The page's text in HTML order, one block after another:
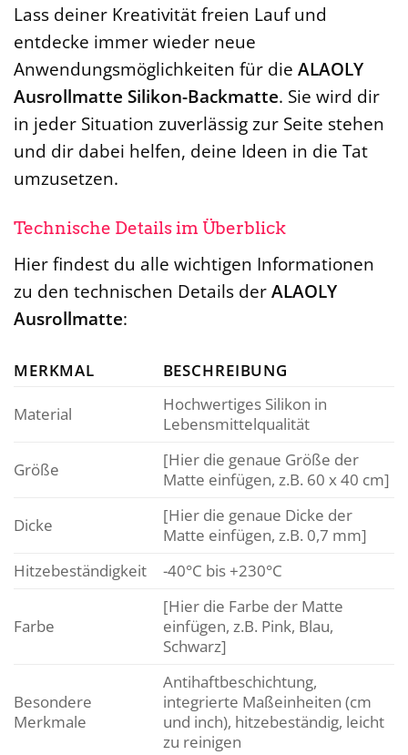
Lass deiner Kreativität freien Lauf und
entdecke immer wieder neue
Anwendungsmöglichkeiten für die ALAOLY
Ausrollmatte Silikon-Backmatte. Sie wird dir
in jeder Situation zuverlässig zur Seite stehen
und dir dabei helfen, deine Ideen in die Tat
umzusetzen.
Technische Details im Überblick
Hier findest du alle wichtigen Informationen
zu den technischen Details derALAOLY
Ausrollmatte:
MERKMAL BESCHREIBUNG
Material
Hochwertiges Silikon in
Lebensmittelqualität
Größe
[Hier die genaue Größe der
Matte einfügen, z.B. 60 x 40 cm]
Dicke
[Hier die genaue Dicke der
Matte einfügen, z.B. 0,7 mm]
Hitzebeständigkeit
-40°C bis +230°C
Farbe
[Hier die Farbe der Matte
einfügen, z.B. Pink, Blau,
Schwarz]
Besondere
Merkmale
Antihaftbeschichtung,
integrierte Maßeinheiten (cm
und inch), hitzebeständig, leicht
zu reinigen